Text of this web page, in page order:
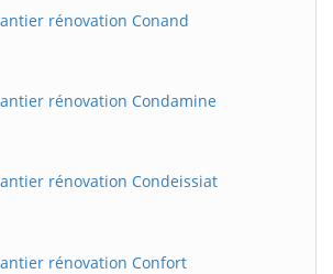
rénovation Conand
rénovation Condamine
rénovation Condeissiat
rénovation Confort